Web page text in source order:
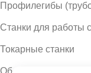
Профилегибы
Станки для работы
Токарные станки